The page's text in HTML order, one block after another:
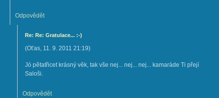
Odpovědět
Re: Re: Gratulace... :-)
(Oťas, 11. 9. 2011 21:19)
Jó pětatřicet krásný věk, tak vše nej... nej... nej... kamaráde Ti přejí
Saloši.
Odpovědět